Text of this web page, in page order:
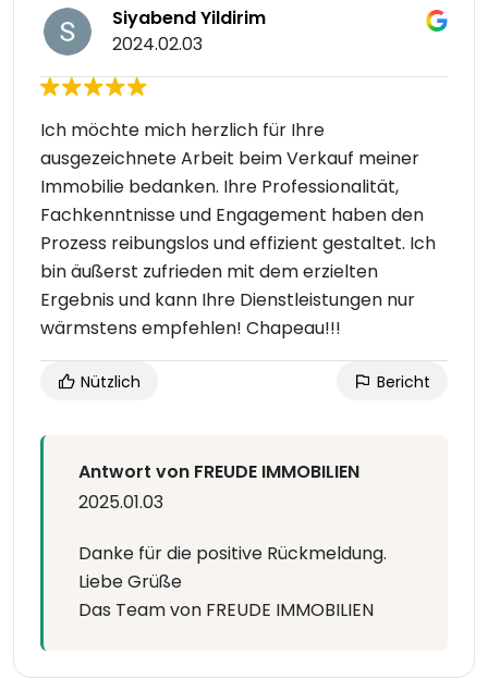
Siyabend Yildirim
2024.02.03
Ich möchte mich herzlich für Ihre
ausgezeichnete Arbeit beim Verkauf meiner
Immobilie bedanken. Ihre Professionalität,
Fachkenntnisse und Engagement haben den
Prozess reibungslos und effizient gestaltet. Ich
bin äußerst zufrieden mit dem erzielten
Ergebnis und kann Ihre Dienstleistungen nur
wärmstens empfehlen! Chapeau!!!
Nützlich Bericht
Antwort von FREUDE IMMOBILIEN
2025.01.03
Danke für die positive Rückmeldung.
Liebe Grüße
Das Team von FREUDE IMMOBILIEN